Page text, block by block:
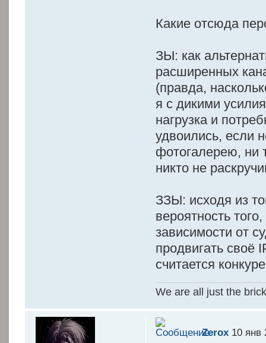
Какие отсюда
ЗЫ: как
расширенных
(правда,
я с дикими
нагрузка и
удвоились, если
фотогалерею, ни
никто не
ЗЗЫ: исходя из
вероятность
зависимости от
продвигать своё
считается
We are all just the
Zerox 10 янв